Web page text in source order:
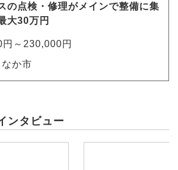
の点検・修理がメインで整備に集
大30万円
～230,000円
か市
ンタビュー